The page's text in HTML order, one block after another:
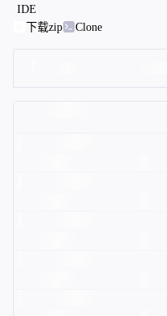
IDE
下载zip
Clone